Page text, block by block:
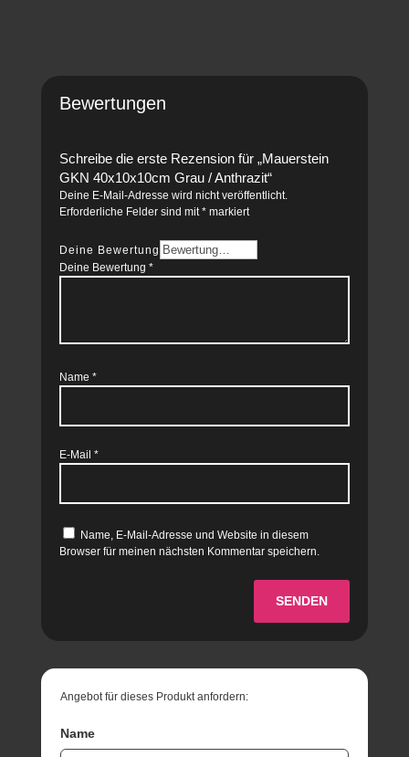
Bewertungen
Schreibe die erste Rezension für „Mauerstein
GKN 40x10x10cm Grau / Anthrazit“
Deine E-Mail-Adresse wird nicht veröffentlicht.
Erforderliche Felder sind mit*markiert
Deine Bewertung
Deine Bewertung *
Name *
E-Mail *
Name, E-Mail-Adresse und Website in diesem
Browser für meinen nächsten Kommentar speichern.
SENDEN
Angebot für dieses Produkt anfordern:
Name